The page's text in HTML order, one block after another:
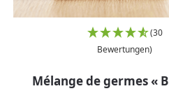
(30
Bewertungen)
Mélange de germes «